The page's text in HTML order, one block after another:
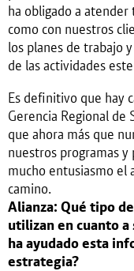
ha obligado a
como con nuestros
los planes de trabajo
de las actividades
Es definitivo que hay
Gerencia Regional
que ahora más que
nuestros programas
mucho entusiasmo el
camino.
Alianza: Qué tipo
utilizan en cuanto a
ha ayudado esta
estrategia?